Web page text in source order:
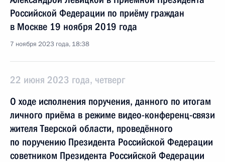
Российской Федерации по приёму граждан
в Москве 19 ноября 2019 года
7 ноября 2023 года, 18:38
22 июня 2023 года, четверг
О ходе исполнения поручения, данного по итогам
личного приёма в режиме видео-конференц-связи
жителя Тверской области, проведённого
по поручению Президента Российской Федерации
советником Президента Российской Федерации